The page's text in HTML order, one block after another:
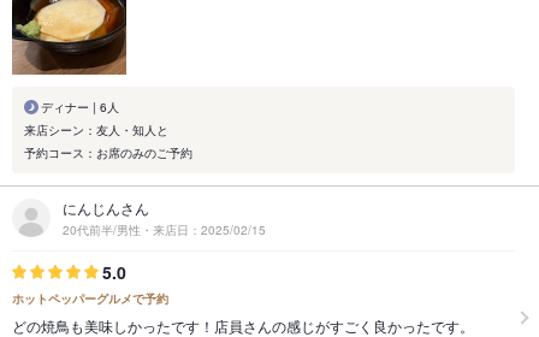
ディナー | 6人
来店シーン：友人・知人と
予約コース：お席のみのご予約
にんじんさん
20代前半/男性・来店日：2025/02/15
5.0
ホットペッパーグルメで予約
どの焼鳥も美味しかったです！店員さんの感じがすごく良かったです。